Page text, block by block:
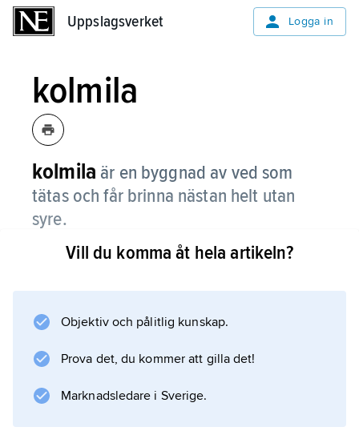
Uppslagsverket Logga in
kolmila
kolmila är en byggnad av ved som
tätas och får brinna nästan helt utan
syre.
När kolmilan efter ett par veckor har brunnit
bland annat järn- och stålindustrin.
Information om artikeln
Vill du komma åt hela artikeln?
Objektiv och pålitlig kunskap.
Prova det, du kommer att gilla det!
Marknadsledare i Sverige.